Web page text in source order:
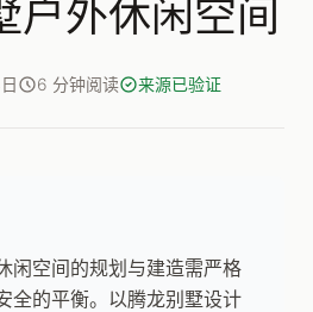
户外休闲空间
6 分钟阅读 来源已验证
闲空间的规划与建造需严格
全的平衡。以腾龙别墅设计
系，信息仅用于设计咨询服务